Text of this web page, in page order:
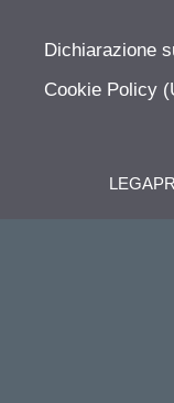
Dichiarazione
Cookie Policy